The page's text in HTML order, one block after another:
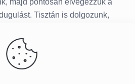
majd pontosan elvégezzük a
Tisztán is dolgozunk,
az elengedhetetlen.
tapasztal, bátran hívjon